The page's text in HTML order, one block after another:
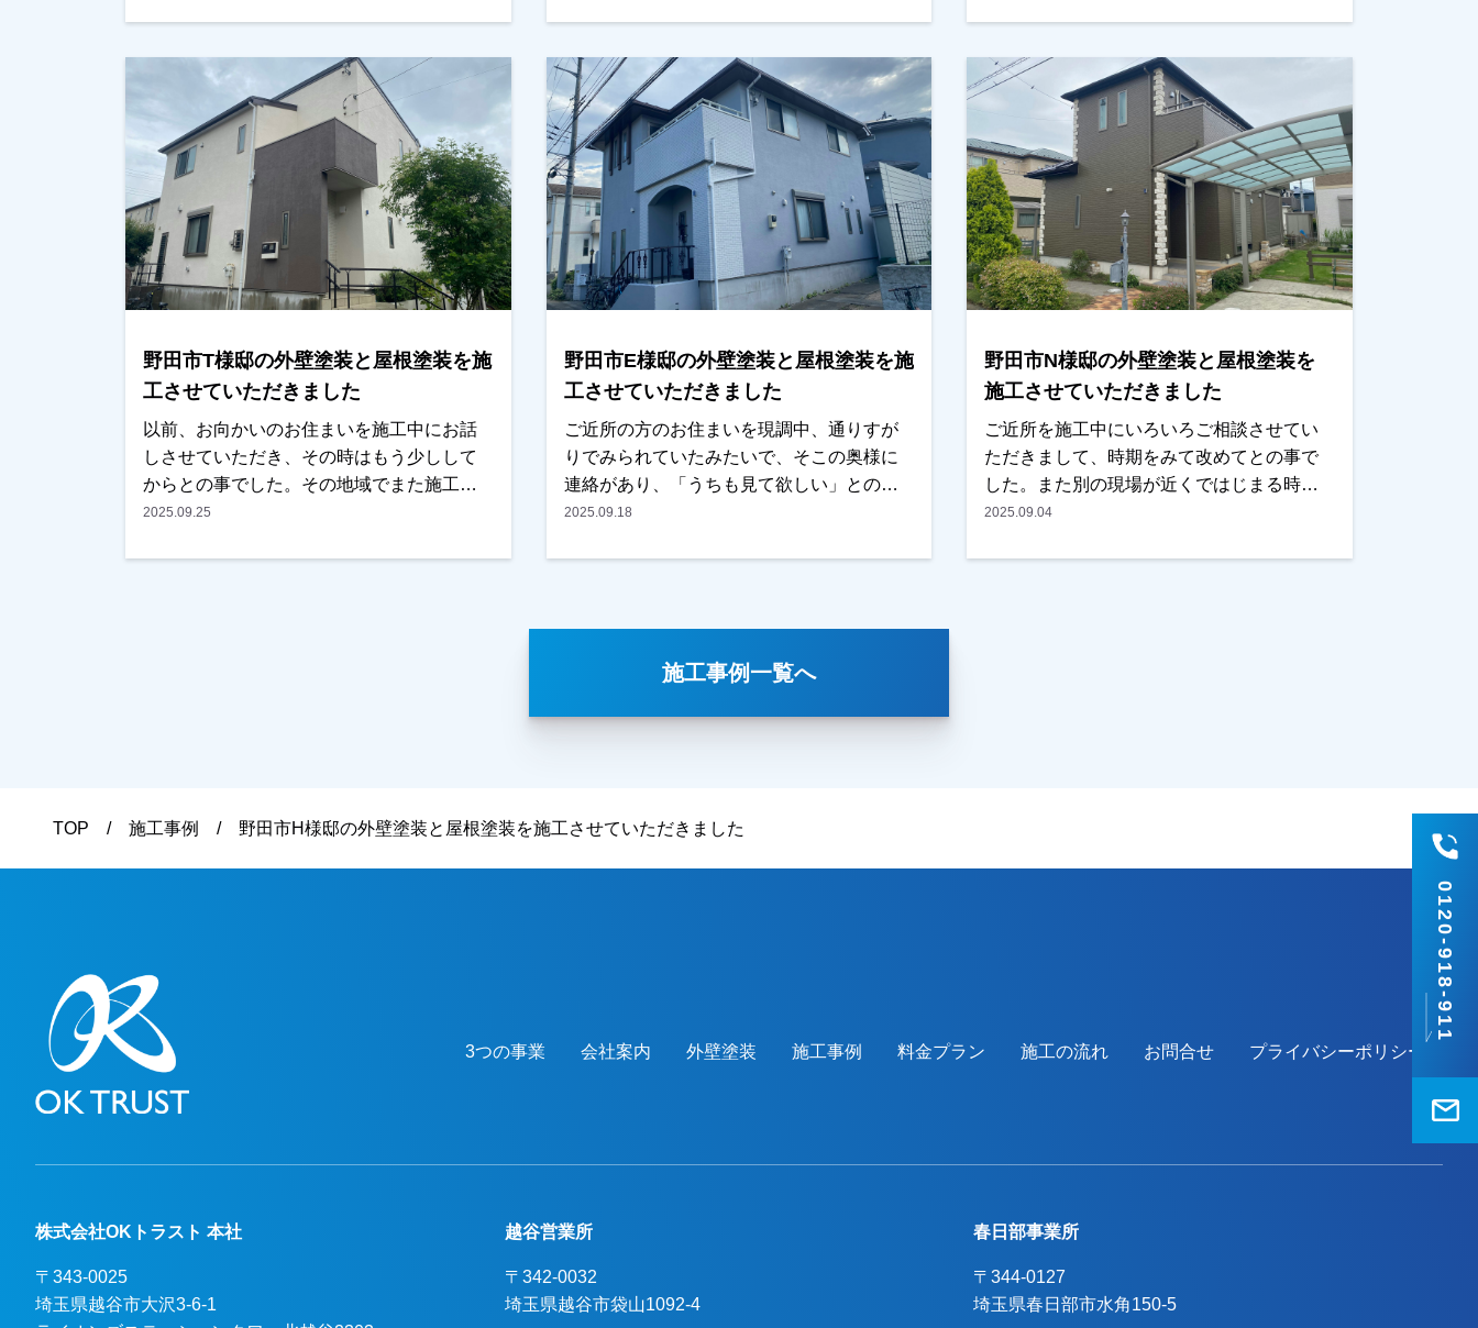
0120-918-911
るか一色にするか、迷われていましたが、
弊社で施工した近所の方の色を参考にさ
れ、一色でまとめることにされました。い
い色に仕上がっているとの事で喜んでいた
だけました。ありがとうございました。越
谷市、春日部市、野田市、吉川市、草加市
またはその他地域でも外壁塗装をお考えの
お客様、まずはご相談からでも大丈夫で
す！現地調査、お見積りをもちろん無料に
ておこなっております。またお支払い方法
ておりますので、ご遠慮なくお申しつけく
ださい。お待ちしております。
装もできる？とのご相談もお受けし、内装
も任せていただきました。塗装はもちろ
ん、内装の仕上がりも 「こんな所まで見
てくれるの！？」とびっくりされていまし
たが、非常に喜んでいただき、ご満足して
頂けたみたいでよかったです。ありがとう
ございました。越谷市、春日部市、野田
市、吉川市、草加市またはその他地域でも
外壁塗装をお考えのお客様、まずはご相談
からでも大丈夫です！現地調査、お見積り
またお支払い方法につきましても、無金利
ローンも取り扱ってますので、ご遠慮なく
お申しつけください。お待ちしておりま
す。
と、しつこい営業が嫌だったとの事でし
た。弊社の資料とお見積りをお渡ししまし
たら、ご予算内で、内容も分かりやすかっ
たとの事で、ＯＫをいただき、任せていた
だきました。色は奥さまがお決めになられ
ましたが、こだわった方で、実は汚れの目
立つ見えない箇所には濃い色をもってきて
ます。また薄紫いろも非常に綺麗で、ご近
所の方からも評判がよかったです。仕上り
もとてもいいとご満足していただけまし
日部市、野田市、吉川市、草加市またはそ
の他地域でも外壁塗装をお考えのお客様、
まずはご相談からでも大丈夫です！現地調
査、お見積りはもちろん無料にておこなっ
ております。またお支払い方法につきまし
ても、無金利ローンも取り扱っております
野田市T様邸の外壁塗装と屋根塗装を施
工させていただきました
以前、お向かいのお住まいを施工中にお話
しさせていただき、その時はもう少しして
からとの事でした。その地域でまた施工中
にご挨拶に伺ったところ、ちょうどそろそ
も問題ないとのことで、綺麗になったと非
常に喜んでいただけました。本当にありが
からでも大丈夫です！ 現地調査、お見積
りはもちろん無料にて行っております。ま
たお支払方法につきましても、無金利ロー
ンも取り扱っておりますので、ご遠慮なく
お申しつけください。おまちしておりま
す。
2025.09.25
野田市E様邸の外壁塗装と屋根塗装を施
工させていただきました
ご近所の方のお住まいを現調中、通りすが
りでみられていたみたいで、そこの奥様に
連絡があり、「うちも見て欲しい」との事
で、そのまま現調をさせていただきまし
ただくことになりました。お見積りの他
のバランスよく、感動したとまで言ってい
ただき、喜んでいただけました。本当にあ
利ローンも取り扱っておりますので、ご遠
2025.09.18
野田市N様邸の外壁塗装と屋根塗装を
施工させていただきました
ご近所を施工中にいろいろご相談させてい
ただきまして、時期をみて改めてとの事で
した。また別の現場が近くではじまる時
に、カラーシミレーションをお持ちしご提
まずはご相談からでも大丈夫です！現地調
2025.09.04
施工事例一覧へ
TOP 施工事例 野田市H様邸の外壁塗装と屋根塗装を施工させていただきました
3つの事業 会社案内 外壁塗装 施工事例 料金プラン 施工の流れ お問合せ プライバシーポリシー
株式会社OKトラスト 本社
〒343-0025
埼玉県越谷市大沢3-6-1
越谷営業所
〒342-0032
埼玉県越谷市袋山1092-4
春日部事業所
〒344-0127
埼玉県春日部市水角150-5